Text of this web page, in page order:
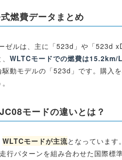
燃費データまとめ
ゼルは、主に「523d」や「523d
、WLTCモードでの燃費は
動モデルの「523d」です。購入
モードの違いとは？
WLTCモードが主流となっています
行パターンを組み合わせた国際